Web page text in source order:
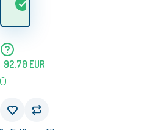
92.70 EUR